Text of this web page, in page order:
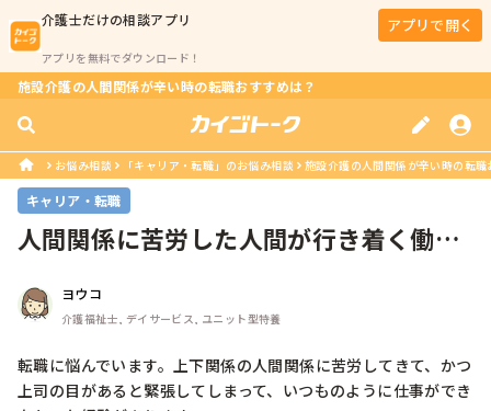
介護士だけの相談アプリ
アプリを無料でダウンロード！
アプリで開く
施設介護の人間関係が辛い時の転職おすすめは？
お悩み相談 「キャリア・転職」のお悩み相談 施設介護の人間関係が辛い時の転職
キャリア・転職
人間関係に苦労した人間が行き着く働き
ヨウコ
介護福祉士, デイサービス, ユニット型特養
転職に悩んでいます。上下関係の人間関係に苦労してきて、かつ
上司の目があると緊張してしまって、いつものように仕事ができ